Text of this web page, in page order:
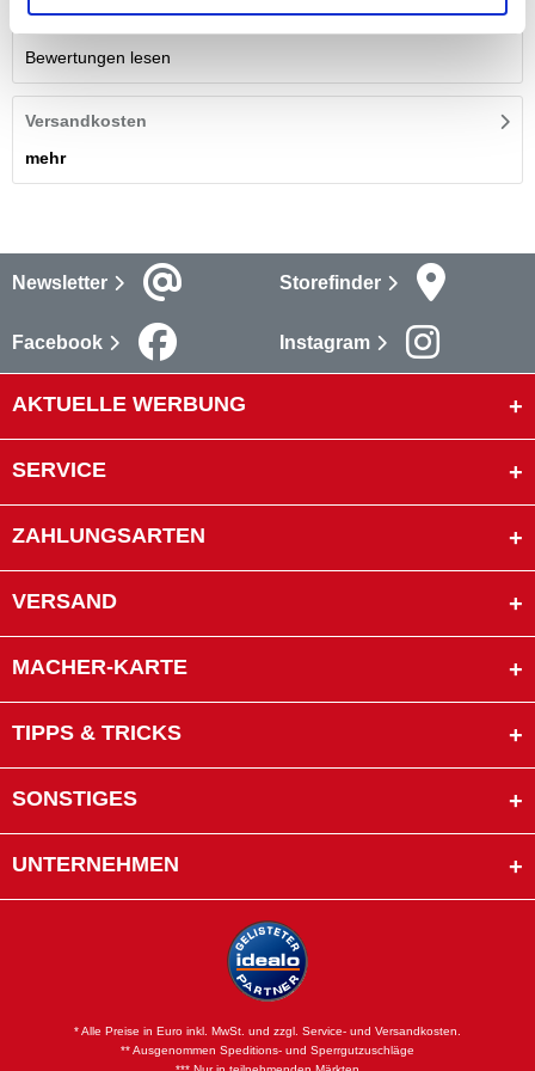
Bewertungen lesen
Versandkosten
mehr
Newsletter Storefinder
Facebook Instagram
AKTUELLE WERBUNG
SERVICE
ZAHLUNGSARTEN
VERSAND
MACHER-KARTE
TIPPS & TRICKS
SONSTIGES
UNTERNEHMEN
* Alle Preise in Euro inkl. MwSt. und zzgl. Service- und Versandkosten.
** Ausgenommen Speditions- und Sperrgutzuschläge